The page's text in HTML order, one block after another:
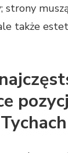
strony
także